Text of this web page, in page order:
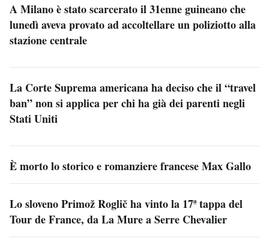
A Milano è stato scarcerato il 31enne guineano che
lunedì aveva provato ad accoltellare un poliziotto alla
stazione centrale
La Corte Suprema americana ha deciso che il “travel
ban” non si applica per chi ha già dei parenti negli
Stati Uniti
È morto lo storico e romanziere francese Max Gallo
Lo sloveno Primož Roglič ha vinto la 17ª tappa del
Tour de France, da La Mure a Serre Chevalier